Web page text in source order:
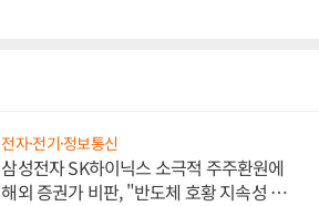
전자·전기·정보통신
삼성전자 SK하이닉스 소극적 주주환원에
해외 증권가 비판, "반도체 호황 지속성 의